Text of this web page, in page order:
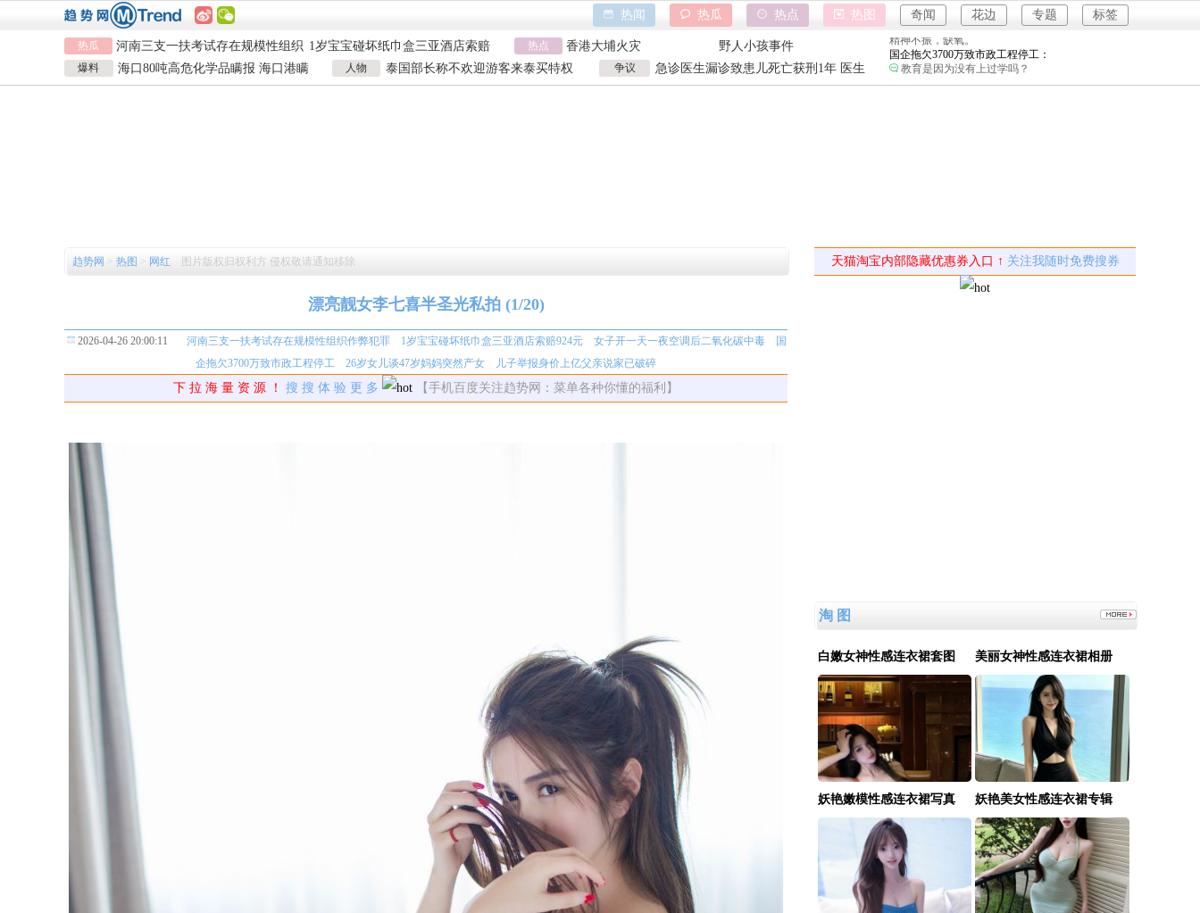
标签
专题
花边
奇闻
热图
热点
热瓜
热闻
热瓜
河南三支一扶考试存在规模性组织
作弊犯罪
1岁宝宝碰坏纸巾盒三亚酒店索赔
924元
女子开一天一夜空调后二氧化碳中
毒
国企拖欠3700万致市政工程停工
26岁女儿谈47岁妈妈突然产女
儿子举报身价上亿父亲说家已破碎
热点 香港大埔火灾
野人小孩事件
天水血铅异常事件
山西大同订婚强奸案
特朗普泽连斯基吵架
吉林大爷救助重庆游客
爆料
海口80吨高危化学品瞒报 海口港瞒
报危险品
人物
泰国部长称不欢迎游客来泰买特权
泰国部长争议发言
争议
急诊医生漏诊致患儿死亡获刑1年 医生
漏诊获刑
小房间要留条缝，不然整天呆着容易头昏脑胀，
国企拖欠3700万致市政工程停工：
教育是因为没有上过学吗？
26岁女儿谈47岁妈妈突然产女：
女子开一天一夜空调后二氧化碳中毒：
小房间要留条缝，不然整天呆着容易头昏脑胀，
精神不振，缺氧。
趋势网 >热图 > 网红 图片版权归权利方 侵权敬请通知移除
漂亮靓女李七喜半圣光私拍(1/20)
2026-04-26 20:00:11 河南三支一扶考试存在规模性组织作弊犯罪 1岁宝宝碰坏纸巾盒三亚酒店索赔924元 女子开一天一夜空调后二氧化碳中毒
国
企拖欠3700万致市政工程停工
26岁女儿谈47岁妈妈突然产女 儿子举报身价上亿父亲说家已破碎
下 拉 海 量 资 源 ！ 搜 搜 体 验 更 多 【手机百度关注趋势网：菜单各种你懂的福利】
天猫淘宝内部隐藏优惠券入口 ↑ 关注我随时免费搜券
淘 图
白嫩女神性感连衣裙套图 美丽女神性感连衣裙相册
妖艳嫩模性感连衣裙写真 妖艳美女性感连衣裙专辑